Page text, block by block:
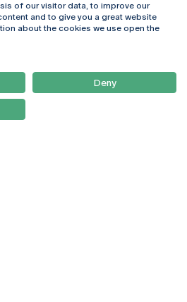
Campus Online
Webmail
Como Chegar
Newsletter
of our visitor data, to improve our
and to give you a great website
about the cookies we use open the
Deny